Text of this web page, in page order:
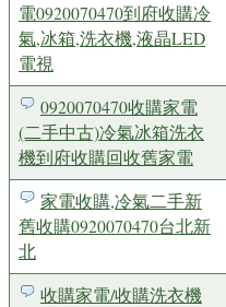
電0920070470到府收購冷
氣,冰箱,洗衣機,液晶LED
電視
0920070470收購家電
(二手中古)冷氣冰箱洗衣
機到府收購回收舊家電
家電收購,冷氣二手新
舊收購0920070470台北新
北
收購家電/收購洗衣機